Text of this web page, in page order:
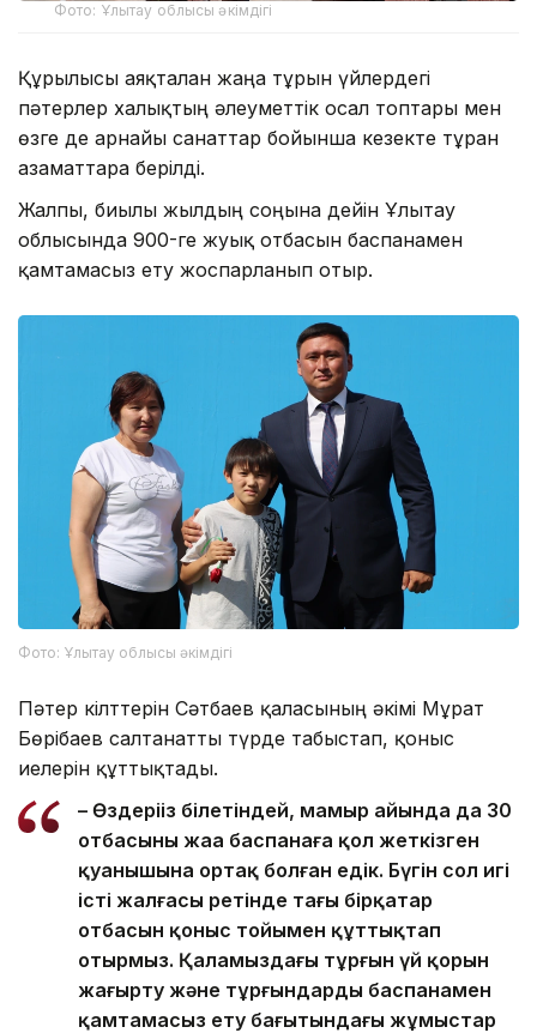
Фото: Ұлытау облысы әкімдігі
Құрылысы аяқталған жаңа тұрғын үйлердегі
пәтерлер халықтың әлеуметтік осал топтары мен
өзге де арнайы санаттар бойынша кезекте тұрған
азаматтарға берілді.
Жалпы, биылғы жылдың соңына дейін Ұлытау
облысында 900-ге жуық отбасын баспанамен
қамтамасыз ету жоспарланып отыр.
Фото: Ұлытау облысы әкімдігі
Пәтер кілттерін Сәтбаев қаласының әкімі Мұрат
Бөрібаев салтанатты түрде табыстап, қоныс
иелерін құттықтады.
– Өздеріңіз білетіндей, мамыр айында да 30
отбасының жаңа баспанаға қол жеткізген
қуанышына ортақ болған едік. Бүгін сол игі
істің жалғасы ретінде тағы бірқатар
отбасын қоныс тойымен құттықтап
отырмыз. Қаламыздағы тұрғын үй қорын
жаңғырту және тұрғындарды баспанамен
қамтамасыз ету бағытындағы жұмыстар